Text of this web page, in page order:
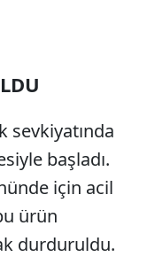
sevkiyatında
başladı.
için acil
ürün
durduruldu.